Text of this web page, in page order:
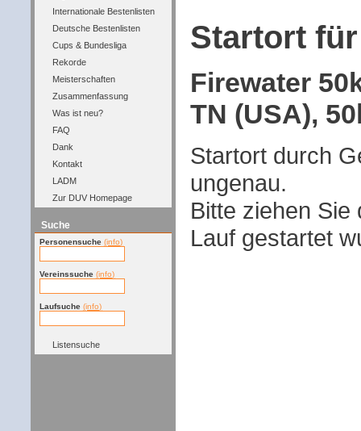
Internationale Bestenlisten
Deutsche Bestenlisten
Cups & Bundesliga
Rekorde
Meisterschaften
Zusammenfassung
Was ist neu?
FAQ
Dank
Kontakt
LADM
Zur DUV Homepage
Suche
Personensuche (info)
Vereinssuche (info)
Laufsuche (info)
Listensuche
Startort für
Firewater
TN (USA),
Startort durch
ungenau.
Bitte ziehen
Lauf gestartet